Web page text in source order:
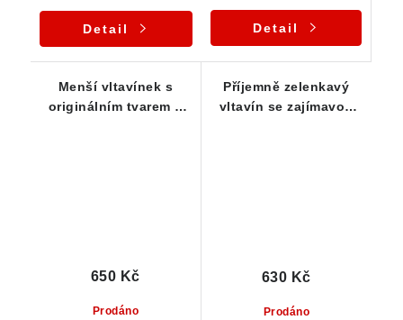
Detail Detail
Menší vltavínek s
originálním tvarem a
Prodáno
650 Kč
Příjemně zelenkavý
vltavín se zajímavou
Prodáno
630 Kč